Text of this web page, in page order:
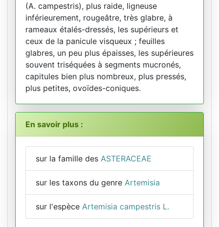
(A. campestris), plus raide, ligneuse
inférieurement, rougeâtre, très glabre, à
rameaux étalés-dressés, les supérieurs et
ceux de la panicule visqueux ; feuilles
glabres, un peu plus épaisses, les supérieures
souvent triséquées à segments mucronés,
capitules bien plus nombreux, plus pressés,
plus petites, ovoïdes-coniques.
En savoir plus :
sur la famille des ASTERACEAE
sur les taxons du genre Artemisia
sur l'espèce Artemisia campestris L.